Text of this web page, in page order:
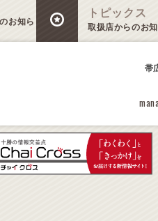
お知ら
トピックス
取扱店からのお
帯